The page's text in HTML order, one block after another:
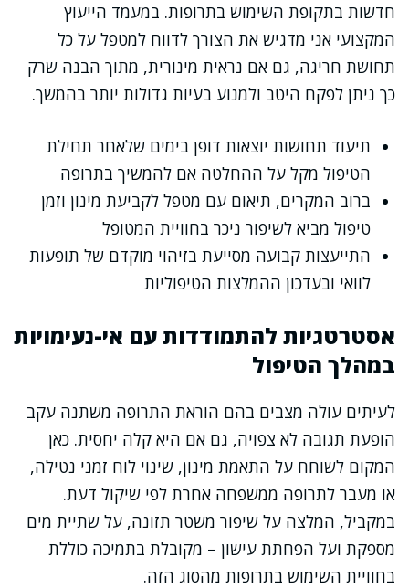
חדשות בתקופת השימוש בתרופות. במעמד הייעוץ
המקצועי אני מדגיש את הצורך לדווח למטפל על כל
תחושת חריגה, גם אם נראית מינורית, מתוך הבנה שרק
כך ניתן לפקח היטב ולמנוע בעיות גדולות יותר בהמשך.
תיעוד תחושות יוצאות דופן בימים שלאחר תחילת
הטיפול מקל על ההחלטה אם להמשיך בתרופה
ברוב המקרים, תיאום עם מטפל לקביעת מינון וזמן
טיפול מביא לשיפור ניכר בחוויית המטופל
התייעצות קבועה מסייעת בזיהוי מוקדם של תופעות
לוואי ובעדכון ההמלצות הטיפוליות
אסטרטגיות להתמודדות עם אי-נעימויות
במהלך הטיפול
לעיתים עולה מצבים בהם הוראת התרופה משתנה עקב
הופעת תגובה לא צפויה, גם אם היא קלה יחסית. כאן
המקום לשוחח על התאמת מינון, שינוי לוח זמני נטילה,
או מעבר לתרופה ממשפחה אחרת לפי שיקול דעת.
במקביל, המלצה על שיפור משטר תזונה, על שתיית מים
מספקת ועל הפחתת עישון – מקובלת בתמיכה כוללת
בחוויית השימוש בתרופות מהסוג הזה.